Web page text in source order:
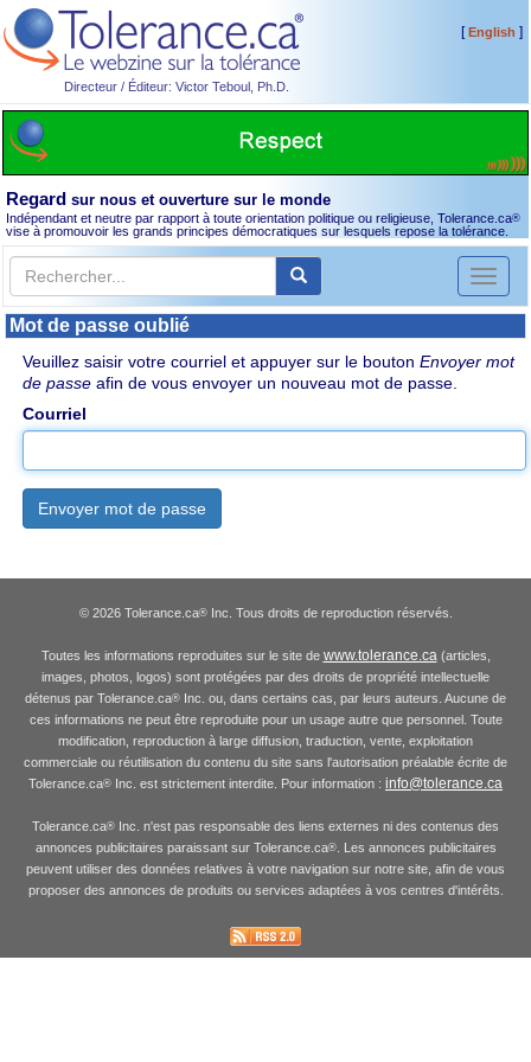
Directeur / Éditeur: Victor Teboul, Ph.D.
[English ]
Regard sur nous et ouverture sur le monde
Indépendant et neutre par rapport à toute orientation politique ou religieuse, Tolerance.ca®
vise à promouvoir les grands principes démocratiques sur lesquels repose la tolérance.
Toggle
Mot de passe oublié
Veuillez saisir votre courriel et appuyer sur le boutonEnvoyer mot
de passe afin de vous envoyer un nouveau mot de passe.
Courriel
© 2026 Tolerance.ca®Inc. Tous droits de reproduction réservés.
Toutes les informations reproduites sur le site de www.tolerance.ca (articles,
images, photos, logos) sont protégées par des droits de propriété intellectuelle
détenus par Tolerance.ca® Inc. ou, dans certains cas, par leurs auteurs. Aucune de
ces informations ne peut être reproduite pour un usage autre que personnel. Toute
modification, reproduction à large diffusion, traduction, vente, exploitation
commerciale ou réutilisation du contenu du site sans l'autorisation préalable écrite de
Tolerance.ca® Inc. est strictement interdite. Pour information : info@tolerance.ca
Tolerance.ca® Inc. n'est pas responsable des liens externes ni des contenus des
annonces publicitaires paraissant sur Tolerance.ca®. Les annonces publicitaires
peuvent utiliser des données relatives à votre navigation sur notre site, afin de vous
proposer des annonces de produits ou services adaptées à vos centres d'intérêts.